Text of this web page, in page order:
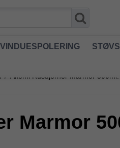
VINDUESPOLERING
/ Akemi Rustfjerner Marmor 500ml.
Marmor